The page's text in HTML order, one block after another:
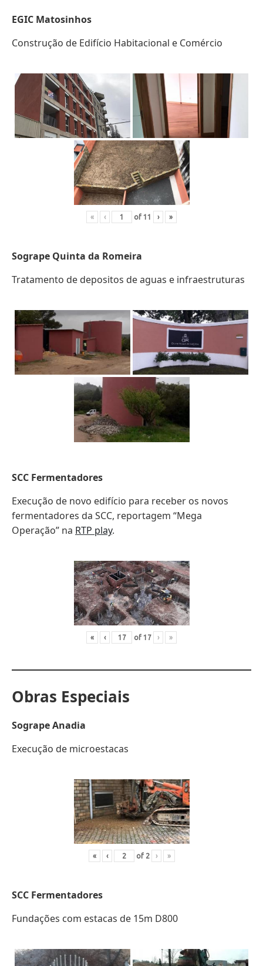
EGIC Matosinhos
Construção de Edifício Habitacional e Comércio
« ‹ of 11 › »
Sogrape Quinta da Romeira
Tratamento de depositos de aguas e infraestruturas
SCC Fermentadores
Execução de novo edifício para receber os novos
fermentadores da SCC, reportagem “Mega
Operação” na RTP play.
« ‹ of 17 › »
Obras Especiais
Sogrape Anadia
Execução de microestacas
« ‹ of 2 › »
SCC Fermentadores
Fundações com estacas de 15m D800